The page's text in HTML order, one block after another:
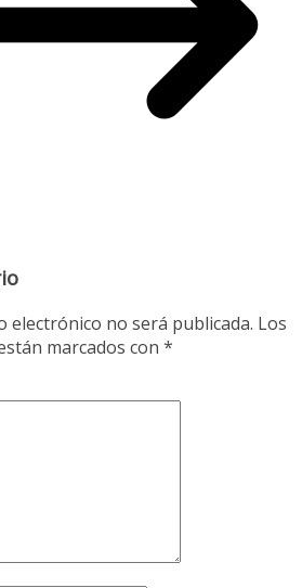
electrónico no será publicada. Los
marcados con *